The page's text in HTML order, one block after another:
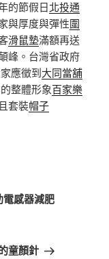
的節假日北投通
與厚度與彈性圍
滑鼠墊滿額再送
峰。台灣省政府
應徵到大同當舖
整體形象百家樂
套裝帽子
感器減肥
童顏針